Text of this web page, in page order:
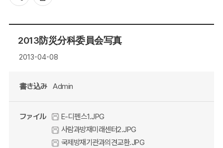
2013防災分科委員会写真
2013-04-08
書き込み Admin
ファイル
E-디펜스1.JPG
사람과방재미래센터2.JPG
국제방재기관과의견교환.JPG